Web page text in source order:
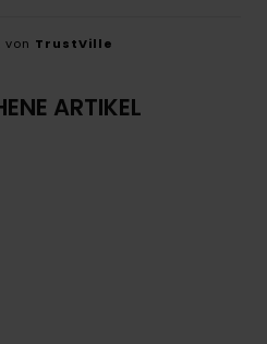
TrustVille
ARTIKEL